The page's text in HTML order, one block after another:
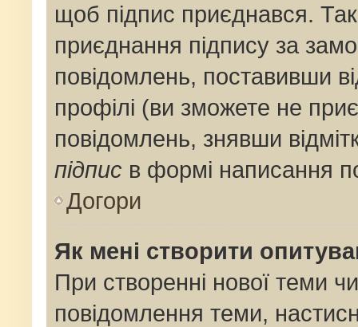
щоб підпис приєднався.
приєднання підпису за
повідомлень, поставивши
профілі (ви зможете не
повідомлень, знявши
підпис в формі написання
Догори
Як мені створити
При створенні нової теми
повідомлення теми,